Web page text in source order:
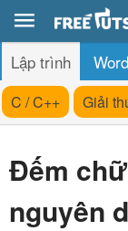
Lập trình
C / C++ Giải
Đếm
nguyên